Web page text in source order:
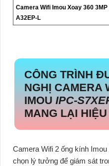
Camera Wifi Imou Xoay 360 3MP
A32EP-L
CÔNG TRÌNH
NGHỊ CAMERA
IMOU IPC-
MANG LẠI
Camera Wifi 2 ống kính Imou
chọn lý tưởng để giám sát